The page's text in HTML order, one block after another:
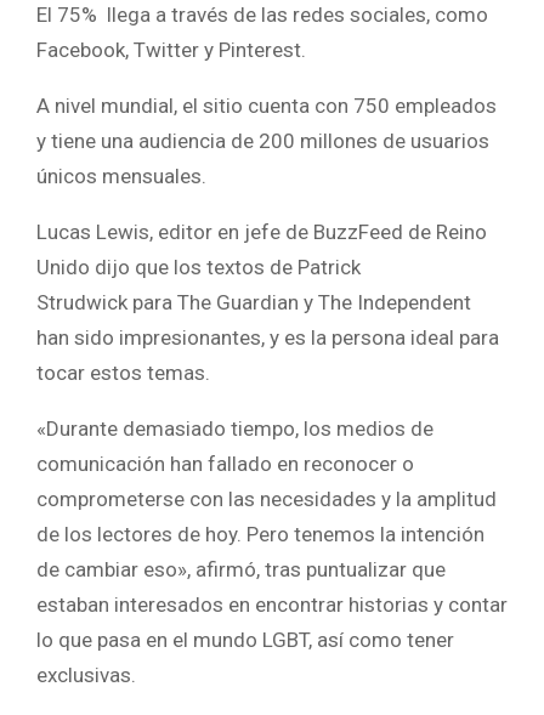
El 75% llega a través de las redes sociales, como
Facebook, Twitter y Pinterest.
A nivel mundial, el sitio cuenta con 750 empleados
y tiene una audiencia de 200 millones de usuarios
únicos mensuales.
Lucas Lewis, editor en jefe de BuzzFeed de Reino
Unido dijo que los textos de Patrick
Strudwick para The Guardian y The Independent
han sido impresionantes, y es la persona ideal para
tocar estos temas.
«Durante demasiado tiempo, los medios de
comunicación han fallado en reconocer o
comprometerse con las necesidades y la amplitud
de los lectores de hoy. Pero tenemos la intención
de cambiar eso», afirmó, tras puntualizar que
estaban interesados en encontrar historias y contar
lo que pasa en el mundo LGBT, así como tener
exclusivas.